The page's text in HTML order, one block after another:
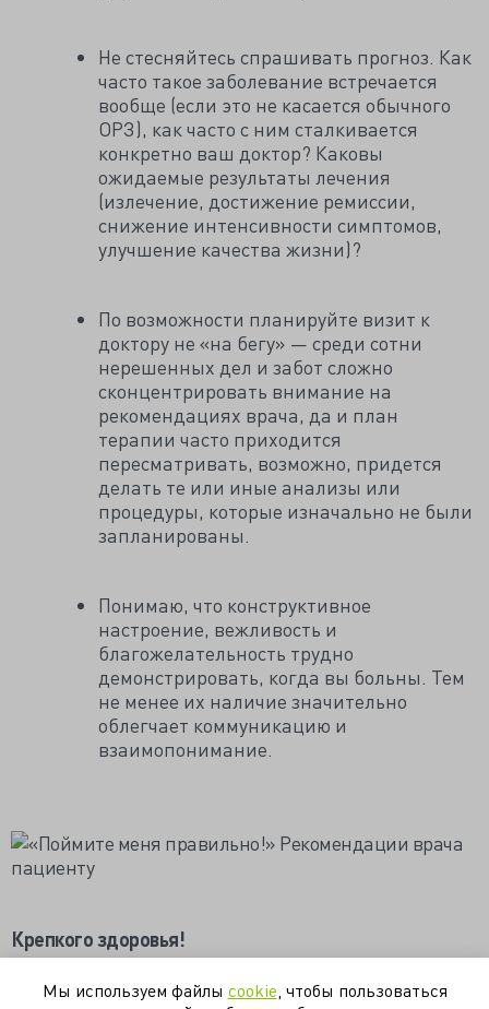
Не стесняйтесь спрашивать прогноз. Как
часто такое заболевание встречается
вообще (если это не касается обычного
ОРЗ), как часто с ним сталкивается
конкретно ваш доктор? Каковы
ожидаемые результаты лечения
(излечение, достижение ремиссии,
снижение интенсивности симптомов,
улучшение качества жизни)?
По возможности планируйте визит к
доктору не «на бегу» — среди сотни
нерешенных дел и забот сложно
сконцентрировать внимание на
рекомендациях врача, да и план
терапии часто приходится
пересматривать, возможно, придется
делать те или иные анализы или
процедуры, которые изначально не были
запланированы.
Понимаю, что конструктивное
настроение, вежливость и
благожелательность трудно
демонстрировать, когда вы больны. Тем
не менее их наличие значительно
облегчает коммуникацию и
взаимопонимание.
Крепкого здоровья!
Мы используем файлы cookie , чтобы пользоваться